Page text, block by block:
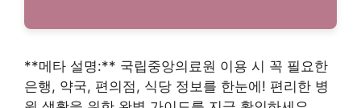
**메타 설명:** 국립중앙의료원 이용 시 꼭 필요한
은행, 약국, 편의점, 식당 정보를 한눈에! 편리한 병